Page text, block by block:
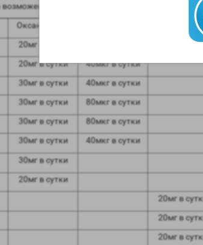
возможен еще и небольшой рост.
Оксандролон
тамоксифен
20мг в сутки
20мг в сутки
40мкг в сутки
30мг в сутки
40мкг в сутки
30мг в сутки
80мкг в сутки
30мг в сутки
80мкг в сутки
30мг в сутки 40мкг в сутки
30мг в сутки
20мг в сутки
20мг в
20мг в
20мг в